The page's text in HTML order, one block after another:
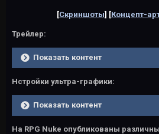
[Скриншоты] [Концепт-
Трейлер:
Показать контент
Нстройки ультра-графики:
Показать контент
На RPG Nuke опубликованы